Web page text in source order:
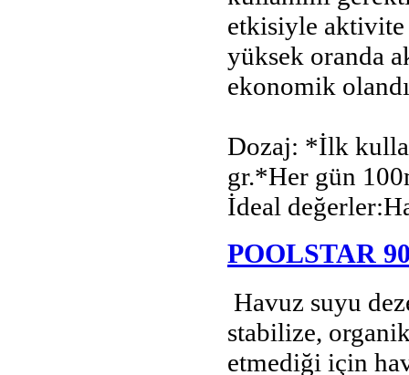
etkisiyle aktivite
yüksek oranda
ekonomik
Dozaj: *İlk
gr.*Her gün
İdeal
POOLSTAR
Havuz suyu
stabilize,
etmediği için